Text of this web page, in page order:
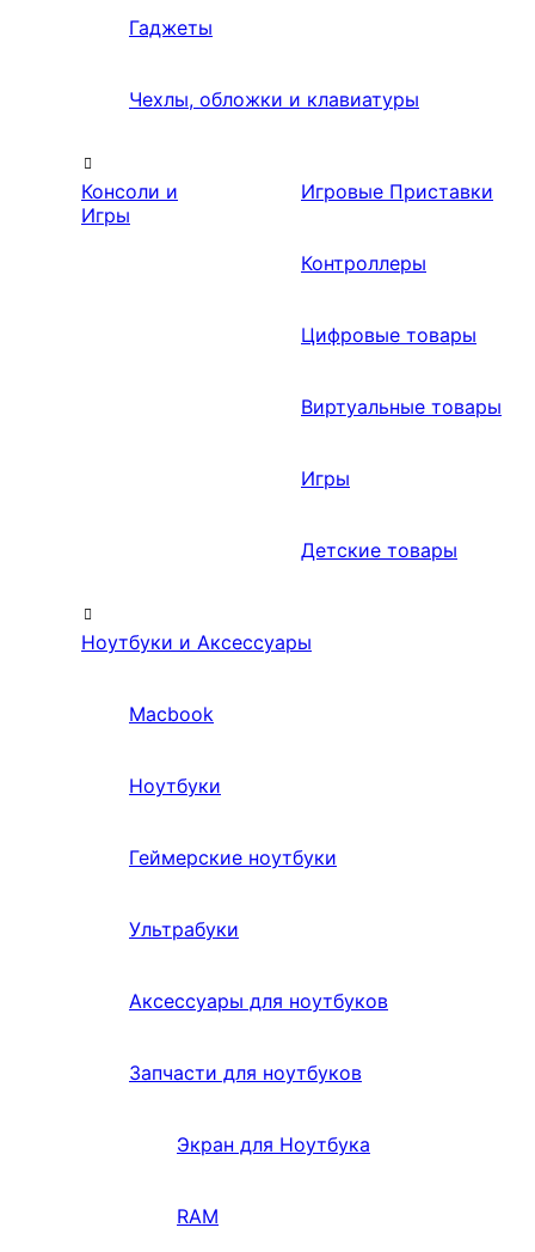
Гаджеты
Чехлы, обложки и клавиатуры
Консоли и
Игры
Игровые Приставки
Контроллеры
Цифровые товары
Виртуальные товары
Игры
Детские товары
Ноутбуки и Аксессуары
Macbook
Ноутбуки
Геймерские ноутбуки
Ультрабуки
Аксессуары для ноутбуков
Запчасти для ноутбуков
Экран для Ноутбука
RAM